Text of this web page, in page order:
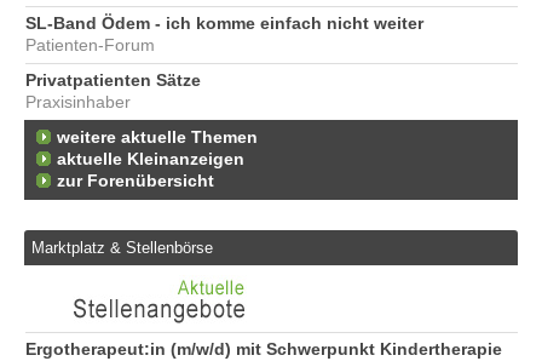
SL-Band Ödem - ich komme einfach nicht weiter
Patienten-Forum
Privatpatienten Sätze
Praxisinhaber
weitere aktuelle Themen
aktuelle Kleinanzeigen
zur Forenübersicht
Marktplatz & Stellenbörse
Ergotherapeut:in (m/w/d) mit Schwerpunkt Kindertherapie